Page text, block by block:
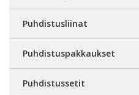
Puhdistusliinat
Puhdistuspakkaukset
Puhdistussetit